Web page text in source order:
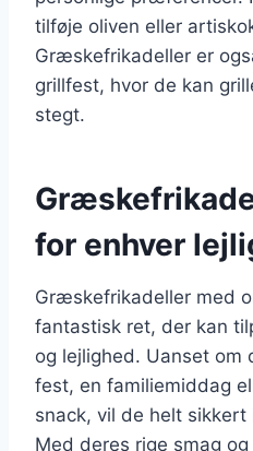
tilføje oliven eller
Græskefrikadeller er
grillfest, hvor de kan
stegt.
for enhver
Græskefrikadeller med
fantastisk ret, der kan
og lejlighed. Uanset om
fest, en familiemiddag
snack, vil de helt
Med deres rige smag